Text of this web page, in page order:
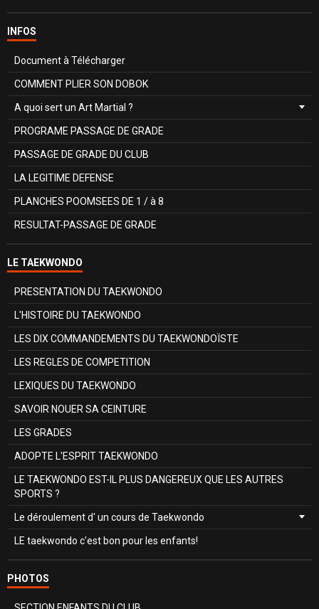
INFOS
Document à Télécharger
COMMENT PLIER SON DOBOK
A quoi sert un Art Martial ?
PROGRAME PASSAGE DE GRADE
PASSAGE DE GRADE DU CLUB
LA LEGITIME DEFENSE
PLANCHES POOMSEES DE 1 / à 8
RESULTAT-PASSAGE DE GRADE
LE TAEKWONDO
PRESENTATION DU TAEKWONDO
L'HISTOIRE DU TAEKWONDO
LES DIX COMMANDEMENTS DU TAEKWONDOÏSTE
LES REGLES DE COMPETITION
LEXIQUES DU TAEKWONDO
SAVOIR NOUER SA CEINTURE
LES GRADES
ADOPTE L'ESPRIT TAEKWONDO
LE TAEKWONDO EST-IL PLUS DANGEREUX QUE LES AUTRES
SPORTS ?
Le déroulement d' un cours de Taekwondo
LE taekwondo c'est bon pour les enfants!
PHOTOS